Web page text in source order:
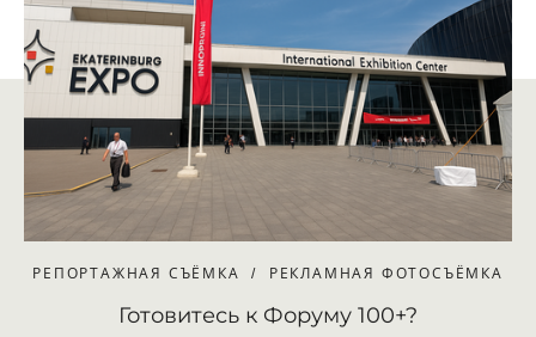
РЕПОРТАЖНАЯ СЪЁМКА РЕКЛАМНАЯ ФОТОСЪЁМКА
Готовитесь к Форуму 100+?